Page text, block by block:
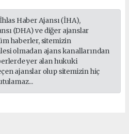
Haber Ajansı (İHA),
(DHA) ve diğer ajanslar
haberler, sitemizin
olmadan ajans kanallarından
yer alan hukuki
ajanslar olup sitemizin hiç